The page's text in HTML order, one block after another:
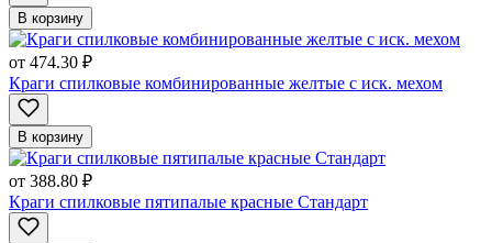
В корзину
от 474.30 ₽
Краги спилковые комбинированные желтые с иск. мехом
В корзину
от 388.80 ₽
Краги спилковые пятипалые красные Стандарт